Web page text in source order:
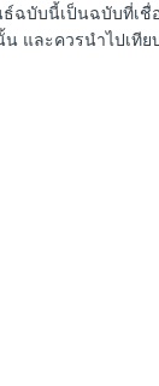
บับนี้เป็นฉบับที่เชื่
และควรนำไปเทีย